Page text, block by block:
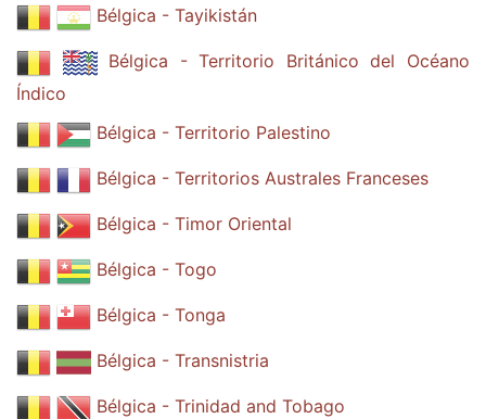
Bélgica - Tayikistán
Bélgica - Territorio Británico del Océano
Índico
Bélgica - Territorio Palestino
Bélgica - Territorios Australes Franceses
Bélgica - Timor Oriental
Bélgica - Togo
Bélgica - Tonga
Bélgica - Transnistria
Bélgica - Trinidad and Tobago